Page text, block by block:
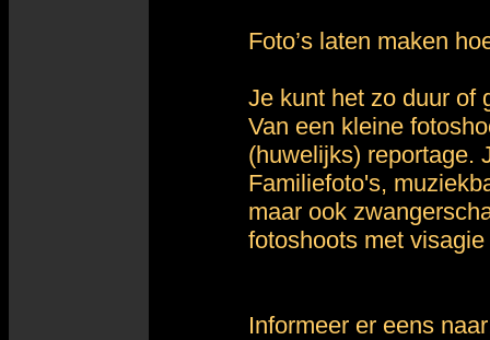
Foto’s laten maken
Je kunt het zo duur of
Van een kleine
(huwelijks) reportage.
Familiefoto's,
maar ook
fotoshoots met
Informeer er eens